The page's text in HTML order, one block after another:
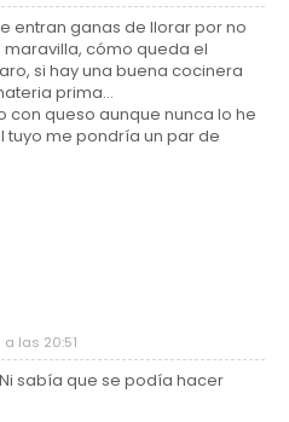
entran ganas de llorar por no
cómo queda el
si hay una buena cocinera
prima...
con queso aunque nunca lo he
tuyo me pondría un par de
a las 20:51
sabía que se podía hacer